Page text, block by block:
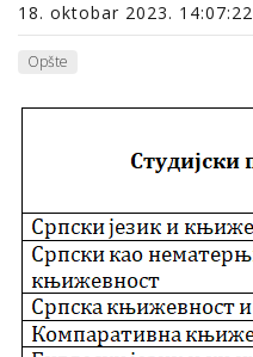
18. oktobar 2023. 14:07:22
Opšte